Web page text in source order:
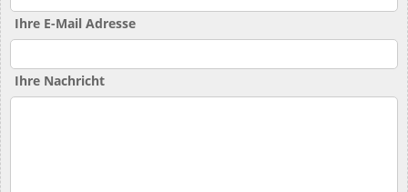
Ihre E-Mail Adresse
Ihre Nachricht